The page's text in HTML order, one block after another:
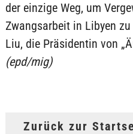
der einzige Weg, um
Zwangsarbeit in Libyen
Liu, die Präsidentin von
(epd/mig)
Zurück zur